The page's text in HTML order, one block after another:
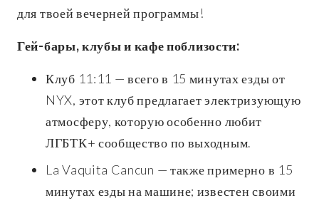
для твоей вечерней программы!
Гей-бары, клубы и кафе поблизости:
Клуб 11:11 — всего в 15 минутах езды от
NYX, этот клуб предлагает электризующую
атмосферу, которую особенно любит
ЛГБТК+ сообщество по выходным.
La Vaquita Cancun — также примерно в 15
минутах езды на машине; известен своими